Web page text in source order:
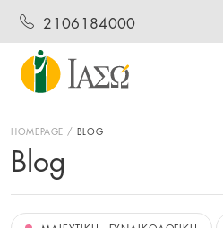
2106184000
HOMEPAGE BLOG
Blog